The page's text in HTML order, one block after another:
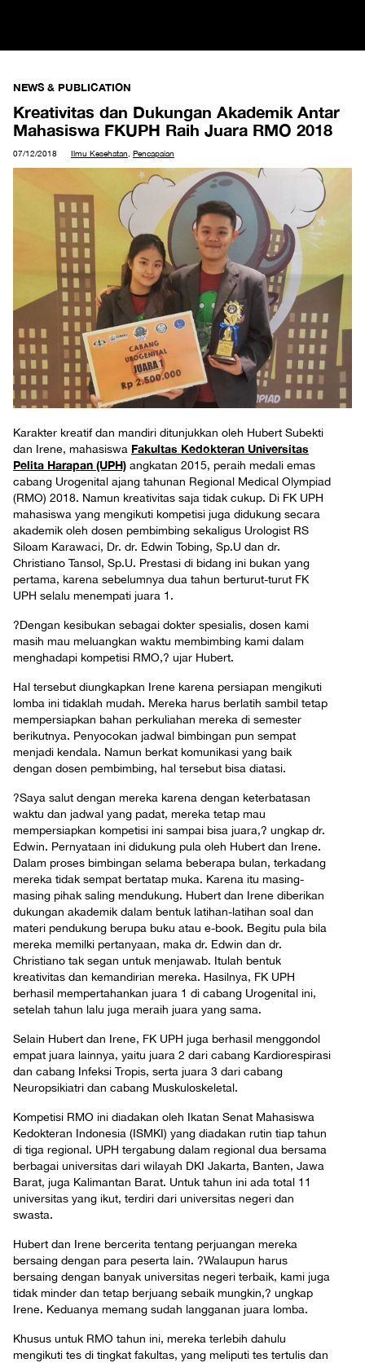
NEWS & PUBLICATION
Kreativitas dan Dukungan Akademik Antar
Mahasiswa FKUPH Raih Juara RMO 2018
07/12/2018 Ilmu Kesehatan Pencapaian
Karakter kreatif dan mandiri ditunjukkan oleh Hubert Subekti
dan Irene, mahasiswa Fakultas Kedokteran Universitas
Pelita Harapan (UPH) angkatan 2015, peraih medali emas
cabang Urogenital ajang tahunan Regional Medical Olympiad
(RMO) 2018. Namun kreativitas saja tidak cukup. Di FK UPH
mahasiswa yang mengikuti kompetisi juga didukung secara
akademik oleh dosen pembimbing sekaligus Urologist RS
Siloam Karawaci, Dr. dr. Edwin Tobing, Sp.U dan dr.
Christiano Tansol, Sp.U. Prestasi di bidang ini bukan yang
pertama, karena sebelumnya dua tahun berturut-turut FK
UPH selalu menempati juara 1.
?Dengan kesibukan sebagai dokter spesialis, dosen kami
masih mau meluangkan waktu membimbing kami dalam
menghadapi kompetisi RMO,? ujar Hubert.
Hal tersebut diungkapkan Irene karena persiapan mengikuti
lomba ini tidaklah mudah. Mereka harus berlatih sambil tetap
mempersiapkan bahan perkuliahan mereka di semester
berikutnya. Penyocokan jadwal bimbingan pun sempat
menjadi kendala. Namun berkat komunikasi yang baik
dengan dosen pembimbing, hal tersebut bisa diatasi.
?Saya salut dengan mereka karena dengan keterbatasan
waktu dan jadwal yang padat, mereka tetap mau
mempersiapkan kompetisi ini sampai bisa juara,? ungkap dr.
Edwin. Pernyataan ini didukung pula oleh Hubert dan Irene.
Dalam proses bimbingan selama beberapa bulan, terkadang
mereka tidak sempat bertatap muka. Karena itu masing-
masing pihak saling mendukung. Hubert dan Irene diberikan
dukungan akademik dalam bentuk latihan-latihan soal dan
materi pendukung berupa buku atau e-book. Begitu pula bila
mereka memilki pertanyaan, maka dr. Edwin dan dr.
Christiano tak segan untuk menjawab. Itulah bentuk
kreativitas dan kemandirian mereka. Hasilnya, FK UPH
berhasil mempertahankan juara 1 di cabang Urogenital ini,
setelah tahun lalu juga meraih juara yang sama.
Selain Hubert dan Irene, FK UPH juga berhasil menggondol
empat juara lainnya, yaitu juara 2 dari cabang Kardiorespirasi
dan cabang Infeksi Tropis, serta juara 3 dari cabang
Neuropsikiatri dan cabang Muskuloskeletal.
Kompetisi RMO ini diadakan oleh Ikatan Senat Mahasiswa
Kedokteran Indonesia (ISMKI) yang diadakan rutin tiap tahun
di tiga regional. UPH tergabung dalam regional dua bersama
berbagai universitas dari wilayah DKI Jakarta, Banten, Jawa
Barat, juga Kalimantan Barat. Untuk tahun ini ada total 11
universitas yang ikut, terdiri dari universitas negeri dan
swasta.
Hubert dan Irene bercerita tentang perjuangan mereka
bersaing dengan para peserta lain. ?Walaupun harus
bersaing dengan banyak universitas negeri terbaik, kami juga
tidak minder dan tetap berjuang sebaik mungkin,? ungkap
Irene. Keduanya memang sudah langganan juara lomba.
Khusus untuk RMO tahun ini, mereka terlebih dahulu
mengikuti tes di tingkat fakultas, yang meliputi tes tertulis dan